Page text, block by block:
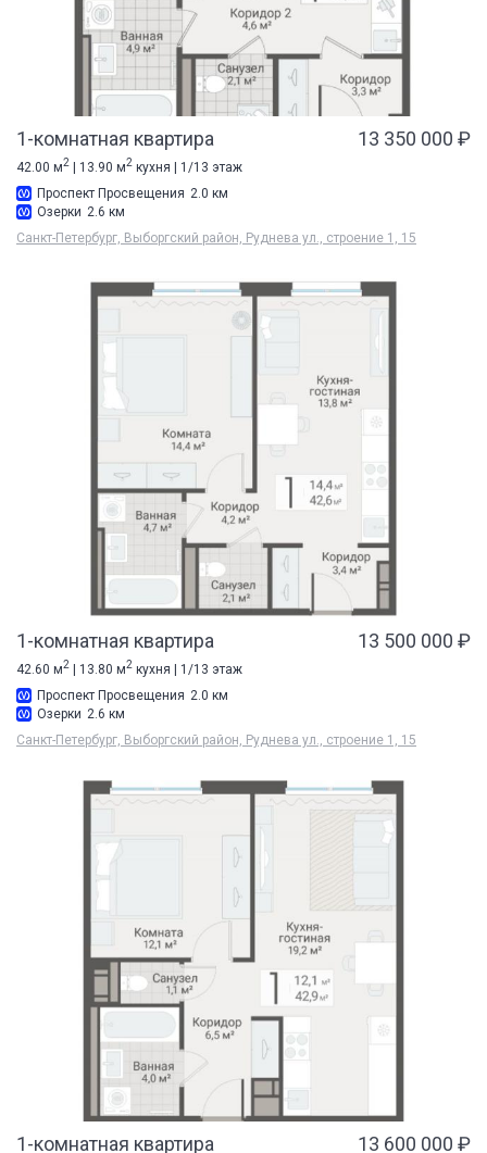
1-комнатная квартира 13 350 000 ₽
42.00 м2 | 13.90 м2 кухня | 1/13 этаж
Проспект Просвещения 2.0 км
Озерки 2.6 км
Санкт-Петербург, Выборгский район, Руднева ул., строение 1, 15
1-комнатная квартира 13 500 000 ₽
42.60 м2 | 13.80 м2 кухня | 1/13 этаж
Проспект Просвещения 2.0 км
Озерки 2.6 км
Санкт-Петербург, Выборгский район, Руднева ул., строение 1, 15
1-комнатная квартира 13 600 000 ₽